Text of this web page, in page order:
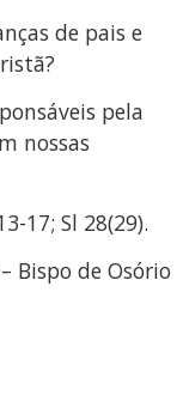
de pais e
pela
nossas
17; Sl 28(29).
Bispo de Osório